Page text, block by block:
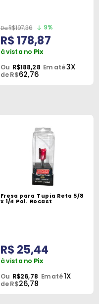
R$197,36 9%
R$ 178,87
à vista no Pix
Ou R$188,28 Em até3X
de R$62,76
Fresa para Tupia Reta 5/8
x 1/4 Pol. Rocast
R$ 25,44
à vista no Pix
Ou R$26,78 Em até1X
de R$26,78